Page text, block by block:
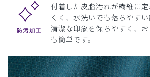
付着した皮脂汚れが繊維に
くく、水洗いでも落ちやすい
清潔な印象を保ちやすく、
も簡単です。